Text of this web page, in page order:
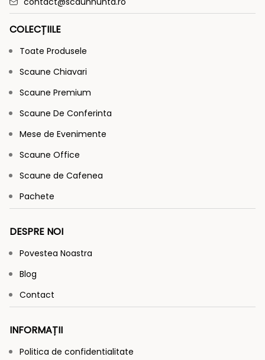
COLECȚIILE
Toate Produsele
Scaune Chiavari
Scaune Premium
Scaune De Conferinta
Mese de Evenimente
Scaune Office
Scaune de Cafenea
Pachete
DESPRE NOI
Povestea Noastra
Blog
Contact
INFORMAȚII
Politica de confidentialitate